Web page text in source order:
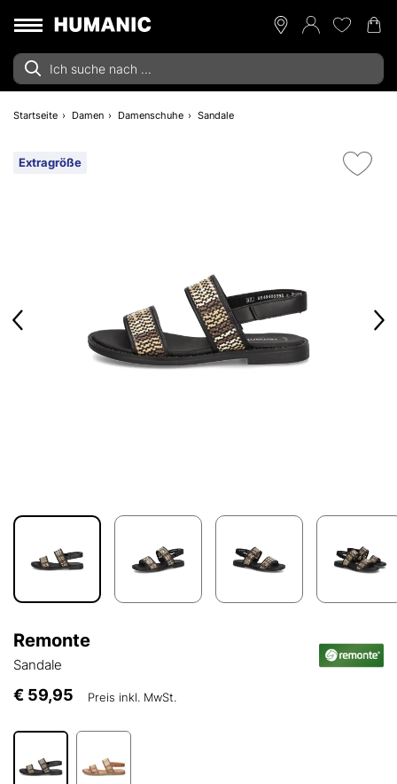
Startseite Damen Damenschuhe Sandale
Extragröße
Remonte
Sandale
€ 59,95 Preis inkl. MwSt.